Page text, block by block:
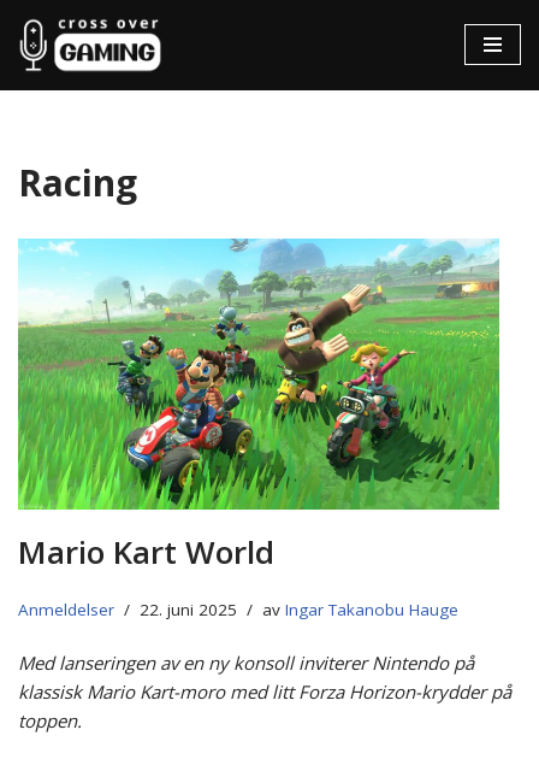
Hopp
til
Racing
Mario Kart World
Anmeldelser 22. juni 2025 av Ingar Takanobu Hauge
Med lanseringen av en ny konsoll inviterer Nintendo på
klassisk Mario Kart-moro med litt Forza Horizon-krydder på
toppen.